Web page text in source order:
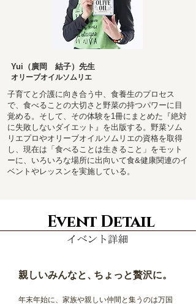
Yui（廣岡 結子）先生
オリーブオイルソムリエ
子育てと介護に向き合う中、食養生のプロセス
で、食べることの大切さと野菜の持つパワーに目
覚める。そして、その体験を1冊にまとめた『絶対
に失敗しないダイエット』を出版する。野菜ソム
リエプロやオリーブオイルソムリエの資格を取得
し、現在は「食べることは生きること」をモット
ーに、いろいろな場所に出向いて食&健康関連のイ
ベントやレッスンを実施している。
Event Detail
親しいみんなと、ちょっと贅沢に。
年末年始に、家族や親しい仲間と集うのは万国